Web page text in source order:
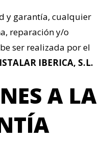
y garantía, cualquier
reparación y/o
ser realizada por el
IBERICA, S.L.
A LA